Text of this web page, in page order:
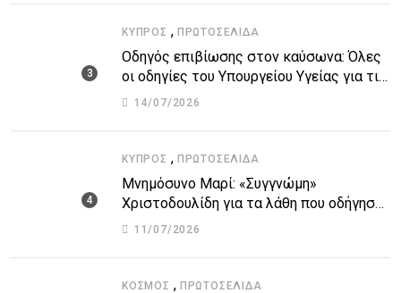
ΚΎΠΡΟΣ , ΠΡΩΤΟΣΈΛΙΔΑ
Οδηγός επιβίωσης στον καύσωνα: Όλες
οι οδηγίες του Υπουργείου Υγείας για τις
υψηλές θερμοκρασίες
14/07/2026
ΚΎΠΡΟΣ , ΠΡΩΤΟΣΈΛΙΔΑ
Μνημόσυνο Μαρί: «Συγγνώμη»
Χριστοδουλίδη για τα λάθη που οδήγησαν
στην τραγωδία
11/07/2026
ΚΌΣΜΟΣ , ΠΡΩΤΟΣΈΛΙΔΑ